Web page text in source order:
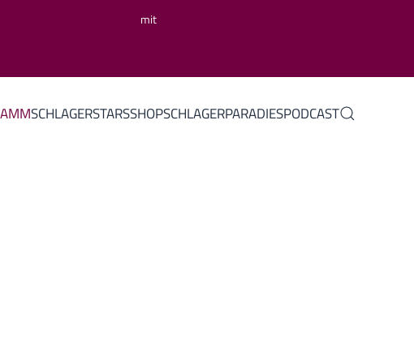
mit
SCHLAGERSTARSSHOPSCHLAGERPARADIESPODCAST